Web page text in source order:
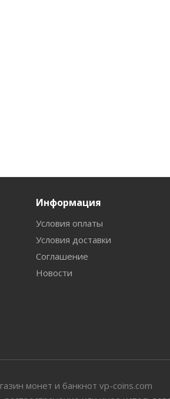
Информация
Условия оплаты
Условия доставки
Соглашение
Новости
монет и банкнот vp-coins.com